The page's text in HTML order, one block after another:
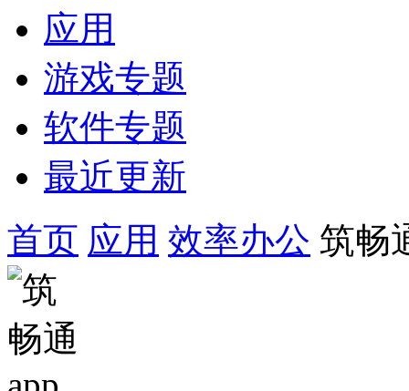
应用
游戏专题
软件专题
最近更新
首页 应用 效率办公 筑畅